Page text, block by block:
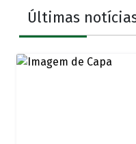
Últimas